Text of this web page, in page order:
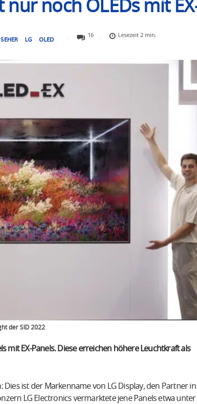
noch OLEDs mit
LG OLED
16 Lesezeit2 min.
der SID 2022
mit EX-Panels. Diese erreichen höhere Leuchtkraft als
Dies ist der Markenname von LG Display, den Partner
LG Electronics vermarktete jene Panels etwa